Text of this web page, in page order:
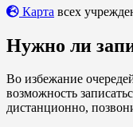
Карта всех
Нужно ли
Во избежание
возможность
дистанционно,